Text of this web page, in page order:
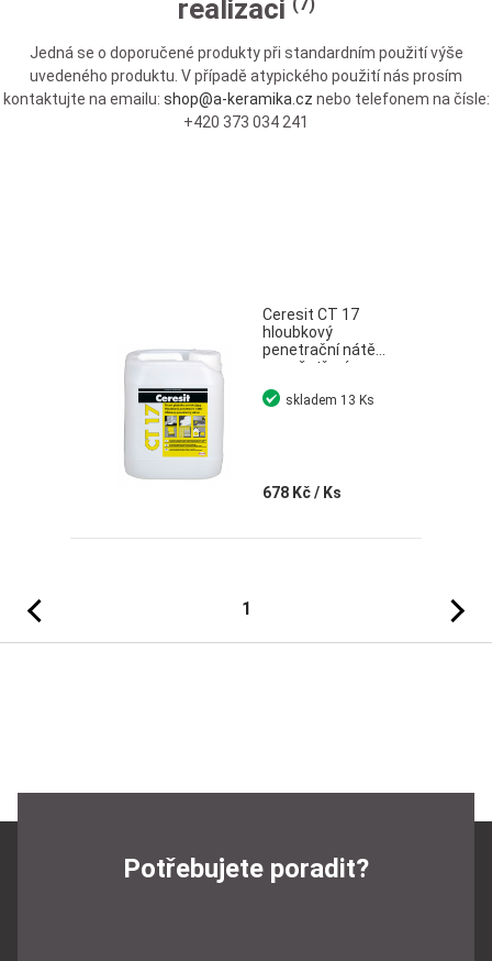
realizaci (7)
Jedná se o doporučené produkty při standardním použití výše
uvedeného produktu. V případě atypického použití nás prosím
kontaktujte na emailu: shop@a-keramika.cz nebo telefonem na čísle:
+420 373 034 241
Ceresit CT 17
hloubkový
penetrační nátěr
pro ošetření
savých podkladů
5 l
678 Kč/ Ks
skladem 13 Ks
Předchozí 1
Potřebujete poradit?